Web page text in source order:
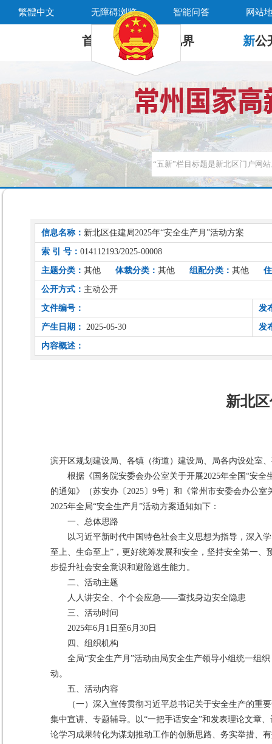
繁體中文 无障碍浏览 智能问答 网站
首 页 新 视界 新公
信息名称： 新北区住建局2025年“安全生产月”活动方案
索 引 号： 014112193/2025-00008
主题分类： 其他 体裁分类： 其他 组配分类： 其他
公开方式： 主动公开
文件编号： 发
产生日期： 2025-05-30 发
内容概述：
新北
滨开区规划建设局、各镇（街道）建设局、局各内设处室
根据《国务院安委会办公室关于开展2025年全国“安
的通知》（苏安办〔2025〕9号）和《常州市安委会办公
2025年全局“安全生产月”活动方案通知如下：
一、总体思路
以习近平新时代中国特色社会主义思想为指导，深入
至上、生命至上”，更好统筹发展和安全，坚持安全第一
步提升社会安全意识和避险逃生能力。
二、活动主题
人人讲安全、个个会应急——查找身边安全隐患
三、活动时间
2025年6月1日至6月30日
四、组织机构
全局“安全生产月”活动由局安全生产领导小组统一组
动。
五、活动内容
（一）深入宣传贯彻习近平总书记关于安全生产的重
集中宣讲、专题辅导。以“一把手话安全”和发表理论文章
论学习成果转化为谋划推动工作的创新思路、务实举措、